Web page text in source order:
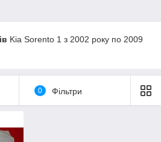
Kia Sorento 1 з 2002 року по 2009
0 Фільтри